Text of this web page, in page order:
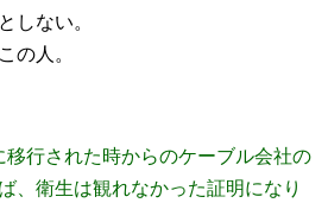
しない。
の人。
移行された時からのケーブル会社の
、衛生は観れなかった証明になり